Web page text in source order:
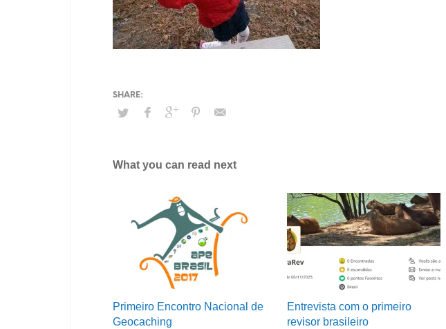
What you can read next
Primeiro Encontro Nacional de
Geocaching
Entrevista com o primeiro
revisor brasileiro